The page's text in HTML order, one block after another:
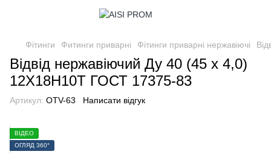
Фітинги Фитинги приварні Фітинги приварні нержавіючі
Відвід нержавіючий Ду 40 (45 х 4,0)
12Х18Н10Т ГОСТ 17375-83
Артикул: OTV-63 Написати відгук
ВІДЕО
ОГЛЯД 360°